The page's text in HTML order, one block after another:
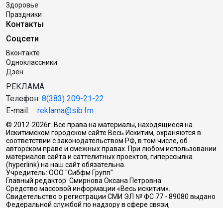
Здоровье
Праздники
Контакты
Соцсети
Вконтакте
Одноклассники
Дзен
РЕКЛАМА
Телефон: 8(383) 209-21-22
E-mail: reklama@sib.fm
© 2012-2026г. Все права на материалы, находящиеся на
Искитимском городском сайте Весь Искитим, охраняются в
соответствии с законодательством РФ, в том числе, об
авторском праве и смежных правах. При любом использовании
материалов сайта и саттелитных проектов, гиперссылка
(hyperlink) на наш сайт обязательна.
Учредитель: ООО "Сибфм Групп"
Главный редактор: Смирнова Оксана Петровна
Средство массовой информации «Весь искитим».
Свидетельство о регистрации СМИ ЭЛ № ФС 77 - 89080 выдано
Федеральной службой по надзору в сфере связи,